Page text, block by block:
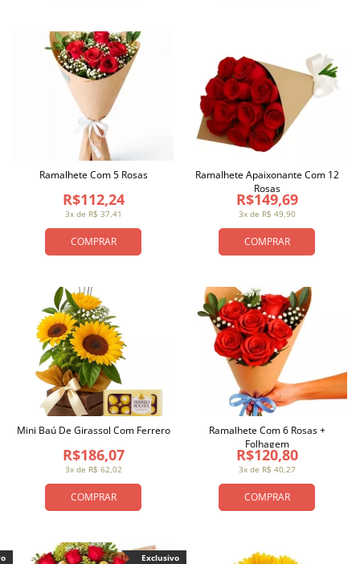
COMPRAR
3x de R$ 37,41
R$112,24
Ramalhete Com 5 Rosas
COMPRAR
3x de R$ 49,90
R$149,69
Ramalhete Apaixonante Com 12
Rosas
COMPRAR
3x de R$ 62,02
R$186,07
Mini Baú De Girassol Com Ferrero
COMPRAR
3x de R$ 40,27
R$120,80
Ramalhete Com 6 Rosas +
Folhagem
Exclusivo